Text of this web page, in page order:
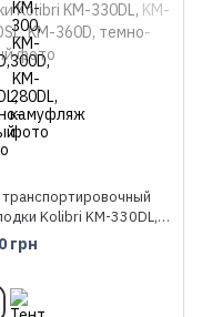
транспортировочный
Kolibri KM-330DL,
KM-360D, темно-
грн